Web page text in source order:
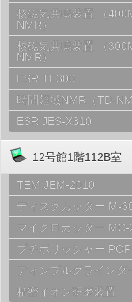
核磁気共鳴装置 （
NMR）
核磁気共鳴装置 （
NMR）
ESR TE300
時間領域NMR（TD-
ESR JES-X310
12号館1階112B室
TEM JEM-2010
ディスクカッター M-
マイクロカッター MC-
プチポリッシャー
ディンプルグラインダ
精密イオン研磨装置